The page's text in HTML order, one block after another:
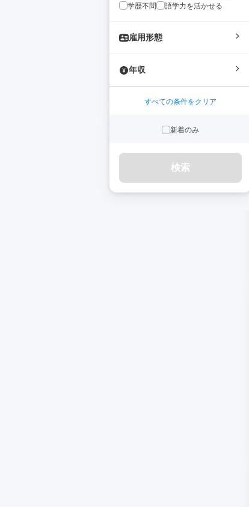
学歴不問
語学力を活かせる
雇用形態
年収
すべての条件をクリア
新着のみ
検索